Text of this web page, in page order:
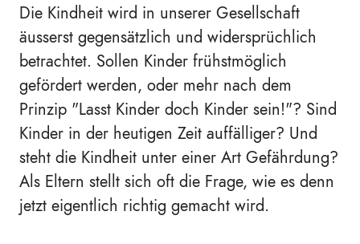
Die Kindheit wird in unserer Gesellschaft
äusserst gegensätzlich und widersprüchlich
betrachtet. Sollen Kinder frühstmöglich
gefördert werden, oder mehr nach dem
Prinzip "Lasst Kinder doch Kinder sein!"? Sind
Kinder in der heutigen Zeit auffälliger? Und
steht die Kindheit unter einer Art Gefährdung?
Als Eltern stellt sich oft die Frage, wie es denn
jetzt eigentlich richtig gemacht wird.